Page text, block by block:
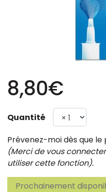
8,80€
Quantité
Prévenez-moi dès que
(Merci de vous
utiliser cette fonction).
Prochainement